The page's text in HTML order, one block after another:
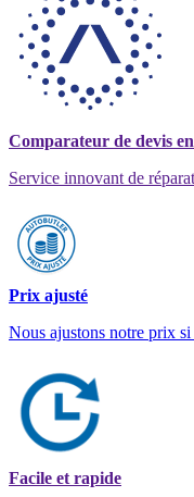
Comparateur de devis
Service innovant de
Prix ajusté
Nous ajustons notre prix
Facile et rapide